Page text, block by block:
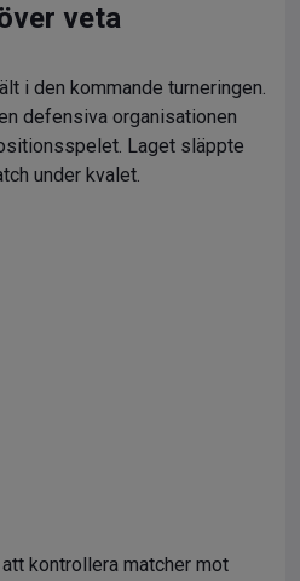
veta
i den kommande turneringen.
defensiva organisationen
Laget släppte
under kvalet.
kontrollera matcher mot